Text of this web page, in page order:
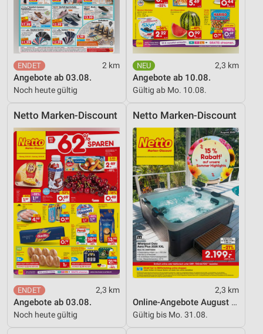
2 km
Angebote ab 03.08.
Noch heute gültig
2,3 km
Angebote ab 10.08.
Gültig ab Mo. 10.08.
Netto Marken-Discount
2,3 km
Angebote ab 03.08.
Noch heute gültig
Netto Marken-Discount
2,3 km
Online-Angebote August 2026
Gültig bis Mo. 31.08.